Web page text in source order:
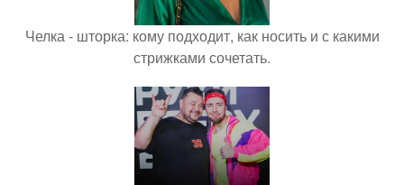
Челка - шторка: кому подходит, как носить и с какими
стрижками сочетать.